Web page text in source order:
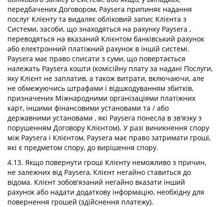
передбачених Договором, Paysera припиняє надання
послуг Клієнту та видаляє обліковий запис Клієнта з
Системи, засоби, що знаходяться на рахунку Paysera ,
переводяться на вказаний Клієнтом банківський рахунок
або електронний платіжний рахунок в іншій системі.
Paysera має право списати з суми, що повертається
належать Paysera кошти (комісійну плату за надані Послуги,
яку Клієнт не заплатив, а також витрати, включаючи, але
не обмежуючись штрафами і відшкодуванням збитків,
призначених Міжнародними організаціями платіжних
карт, іншими фінансовими установами та / або
державними установами , які Paysera понесла в зв'язку з
порушенням Договору Клієнтом). У разі виникнення спору
між Paysera і Клієнтом, Paysera має право затримати гроші,
які є предметом спору, до вирішення спору.
4.13. Якщо повернути гроші Клієнту неможливо з причин,
не залежних від Paysera, Клієнт негайно ставиться до
відома. Клієнт зобов'язаний негайно вказати інший
рахунок або надати додаткову інформацію, необхідну для
повернення грошей (здійснення платежу).